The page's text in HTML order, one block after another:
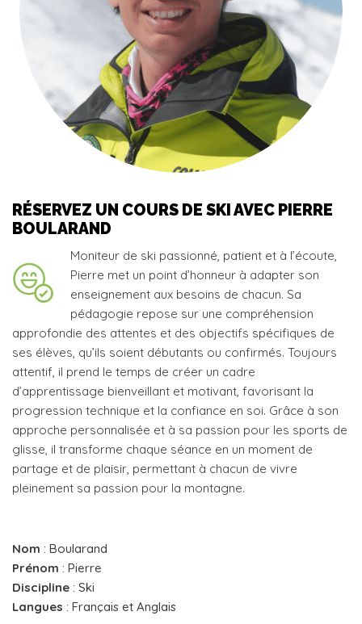
RÉSERVEZ UN COURS DE SKI AVEC PIERRE
BOULARAND
Moniteur de ski passionné, patient et à l’écoute,
Pierre met un point d’honneur à adapter son
enseignement aux besoins de chacun. Sa
pédagogie repose sur une compréhension
approfondie des attentes et des objectifs spécifiques de
ses élèves, qu’ils soient débutants ou confirmés. Toujours
attentif, il prend le temps de créer un cadre
d’apprentissage bienveillant et motivant, favorisant la
progression technique et la confiance en soi. Grâce à son
approche personnalisée et à sa passion pour les sports de
glisse, il transforme chaque séance en un moment de
partage et de plaisir, permettant à chacun de vivre
pleinement sa passion pour la montagne.
Nom : Boularand
Prénom : Pierre
Discipline : Ski
Langues : Français et Anglais